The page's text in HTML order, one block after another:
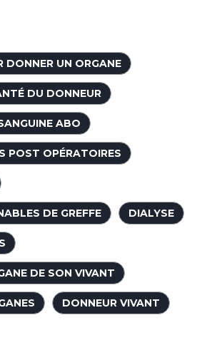
DONNER UN ORGANE
DU DONNEUR
ABO
POST OPÉRATOIRES
DE GREFFE DIALYSE
DE SON VIVANT
DONNEUR VIVANT